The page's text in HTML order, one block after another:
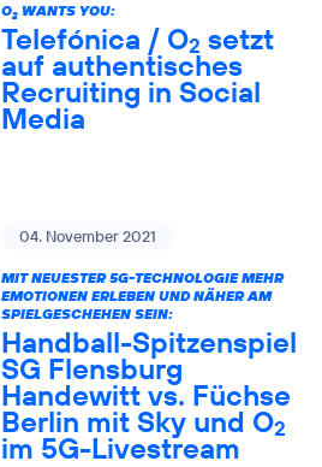
O2WANTS YOU:
Telefónica / O2 setzt
auf authentisches
Recruiting in Social
Media
04. November 2021
MIT NEUESTER 5G-TECHNOLOGIE MEHR
EMOTIONEN ERLEBEN UND NÄHER AM
SPIELGESCHEHEN SEIN:
Handball-Spitzenspiel
SG Flensburg
Handewitt vs. Füchse
Berlin mit Sky und O2
im 5G-Livestream